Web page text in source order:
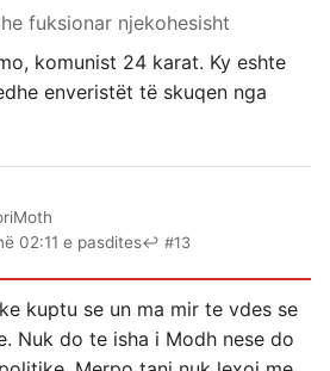
fuksionar njekohesisht
komunist 24 karat. Ky eshte
enveristët të skuqen nga
02:11 e pasdites↩ #13
kuptu se un ma mir te vdes se
Nuk do te isha i Modh nese do